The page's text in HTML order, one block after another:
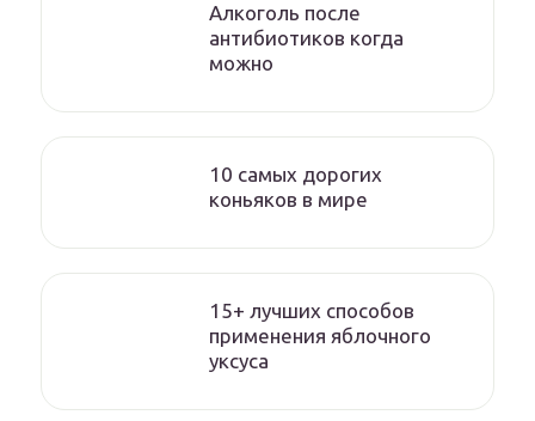
Алкоголь после
антибиотиков когда
можно
10 самых дорогих
коньяков в мире
15+ лучших способов
применения яблочного
уксуса